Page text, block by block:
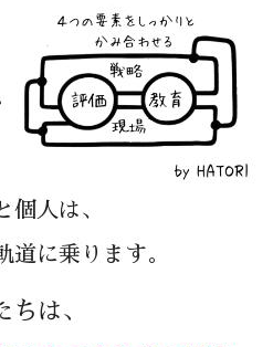
個人は、
道に乗ります。
ちは、